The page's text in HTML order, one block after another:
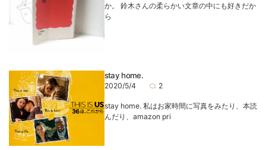
か。 鈴木さんの柔らかい文章の中にも好きだか
ら
stay home.
2020/5/4 2
stay home. 私はお家時間に写真をみたり、本読
んだり、amazon pri